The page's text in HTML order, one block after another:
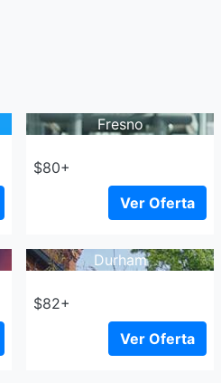
Fresno
$80+
Ver Oferta
Durham
$82+
Ver Oferta